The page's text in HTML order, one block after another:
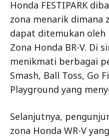
Honda FESTIPARK
zona menarik dimana
dapat ditemukan oleh
Zona Honda BR-V. Di
menikmati berbagai
Smash, Ball Toss, Go
Playground yang
Selanjutnya,
zona Honda WR-V